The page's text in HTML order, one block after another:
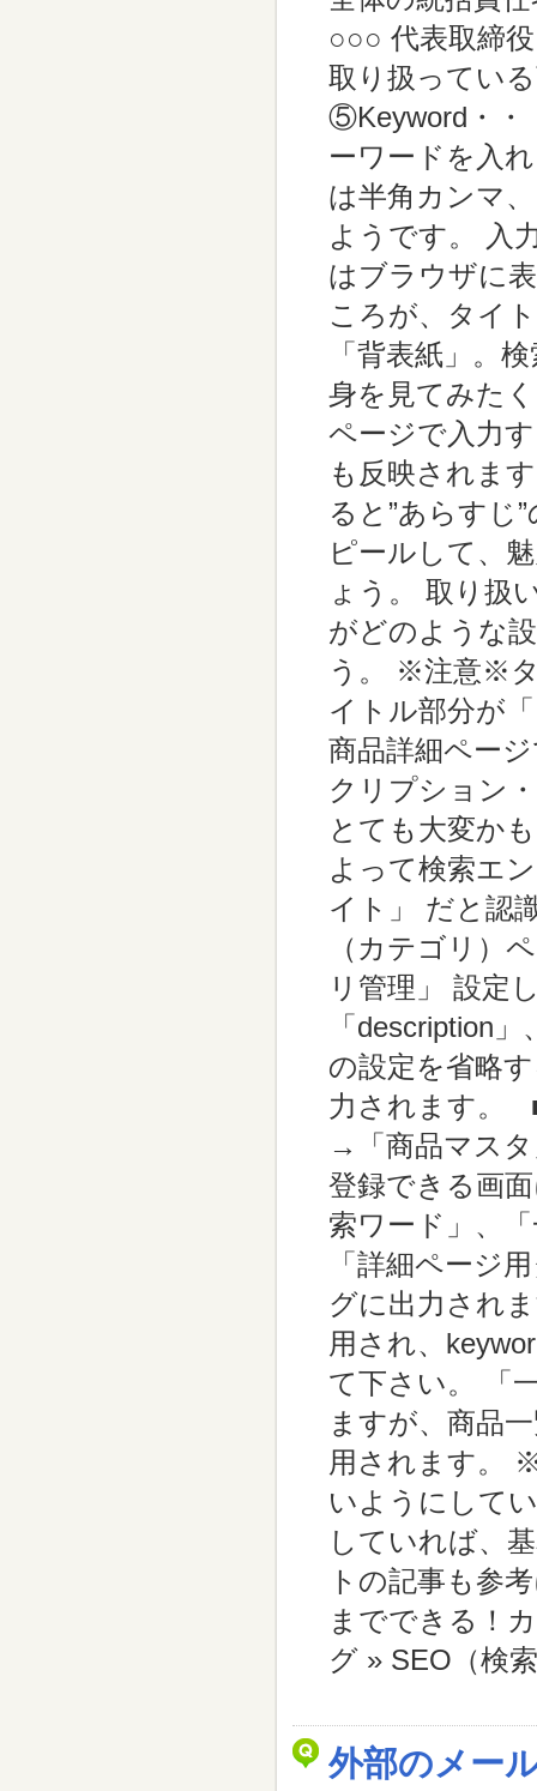
○○○ 代表取締
取り扱ってい
⑤Keyword・・
ーワードを入
は半角カンマ
ようです。 入
はブラウザに
ころが、タイ
「背表紙」。
身を見てみた
ページで入力
も反映されま
ると”あらすじ
ピールして、
ょう。 取り扱
がどのような
う。 ※注意※タ
イトル部分が
商品詳細ペー
クリプション
とても大変か
よって検索エ
イト」 だと認
（カテゴリ）
リ管理」 設定
「description
の設定を省略
力されます。
→「商品マス
登録できる画
索ワード」、
「詳細ページ
グに出力され
用され、
て下さい。 「
ますが、商品
用されます。
いようにして
していれば、
トの記事も参
までできる！
グ » SEO（検
外部のメー